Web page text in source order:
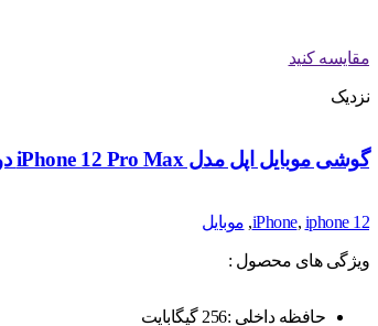
مقایسه کنید
نزدیک
گوشی موبایل اپل مدل iPhone 12 Pro Max دو سیم‌ کارت ظرفیت 256 گیگابایت
iPhone, iphone 12
, موبایل
ویژگی های محصول :
حافظه داخلی :256 گیگابایت